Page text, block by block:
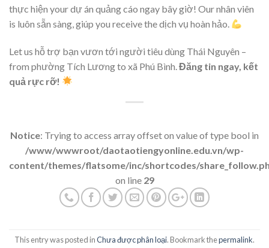
thực hiện your dự án quảng cáo ngay bây giờ! Our nhân viên
is luôn sẵn sàng, giúp you receive the dịch vụ hoàn hảo.
Let us hỗ trợ bạn vươn tới người tiêu dùng Thái Nguyên –
from phường Tích Lương to xã Phú Bình. Đăng tin ngay, kết
quả rực rỡ!
Notice: Trying to access array offset on value of type bool in
/www/wwwroot/daotaotiengyonline.edu.vn/wp-
content/themes/flatsome/inc/shortcodes/
on line 29
This entry was posted inChưa được phân loại. Bookmark thepermalink.